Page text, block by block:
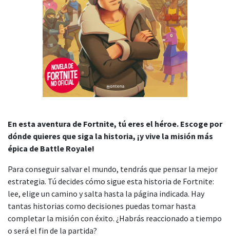
En esta aventura de Fortnite, tú eres el héroe. Escoge por
dónde quieres que siga la historia, ¡y vive la misión más
épica de Battle Royale!
Para conseguir salvar el mundo, tendrás que pensar la mejor
estrategia. Tú decides cómo sigue esta historia de Fortnite:
lee, elige un camino y salta hasta la página indicada. Hay
tantas historias como decisiones puedas tomar hasta
completar la misión con éxito. ¿Habrás reaccionado a tiempo
o será el fin de la partida?